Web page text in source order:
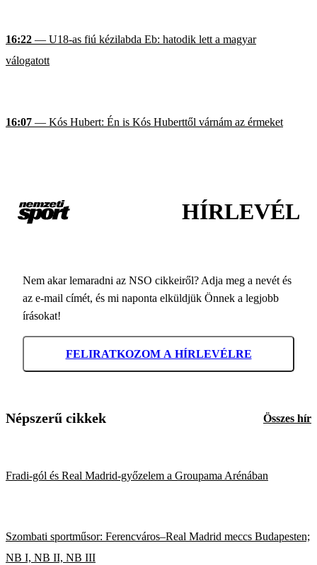
16:22 — U18-as fiú kézilabda Eb: hatodik lett a magyar
válogatott
16:07 — Kós Hubert: Én is Kós Huberttől várnám az érmeket
HÍRLEVÉL
Nem akar lemaradni az NSO cikkeiről? Adja meg a nevét és
az e-mail címét, és mi naponta elküldjük Önnek a legjobb
írásokat!
FELIRATKOZOM A HÍRLEVÉLRE
Népszerű cikkek Összes hír
Fradi-gól és Real Madrid-győzelem a Groupama Arénában
Szombati sportműsor: Ferencváros–Real Madrid meccs Budapesten;
NB I, NB II, NB III